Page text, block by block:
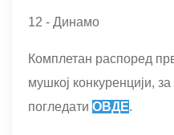
12 - Динамо
Комплетан распоред
мушкој конкуренцији,
погледати ОВДЕ.